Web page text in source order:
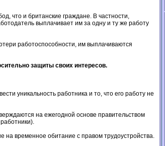
что и британские граждане. В частности,
выплачивает им за одну и ту же работу
работоспособности, им выплачиваются
защиты своих интересов.
уникальность работника и то, что его работу не
на ежегодной основе правительством
на временное обитание с правом трудоустройства.